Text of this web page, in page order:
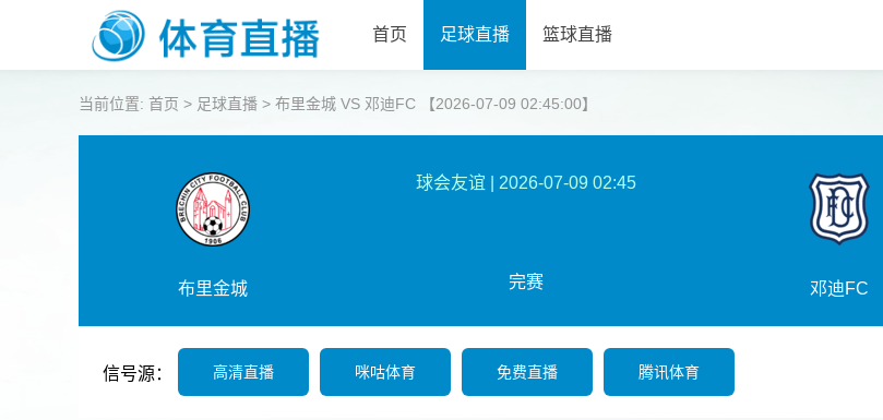
首页 足球直播 篮球直播
当前位置: 首页 > 足球直播 > 布里金城 VS 邓迪FC 【2026-07-09 02:45:00】
布里金城
球会友谊 2026-07-09 02:45
完赛 邓迪FC
信号源： 高清直播 咪咕体育 免费直播 腾讯体育